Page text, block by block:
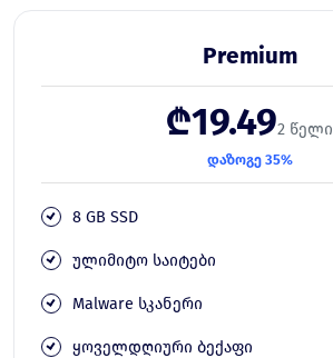
Premium
₾19.492 წელი
დაზოგე 35%
8 GB SSD
ულიმიტო საიტები
Malware სკანერი
ყოველდღიური ბექაფი